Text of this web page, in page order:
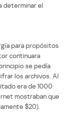
determinar el
para propósitos
continuara
se pedía
los archivos. Al
era de 1000
mostraban que
$20).